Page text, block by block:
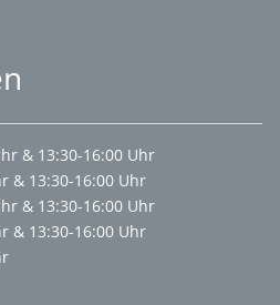
& 13:30-16:00 Uhr
& 13:30-16:00 Uhr
& 13:30-16:00 Uhr
& 13:30-16:00 Uhr